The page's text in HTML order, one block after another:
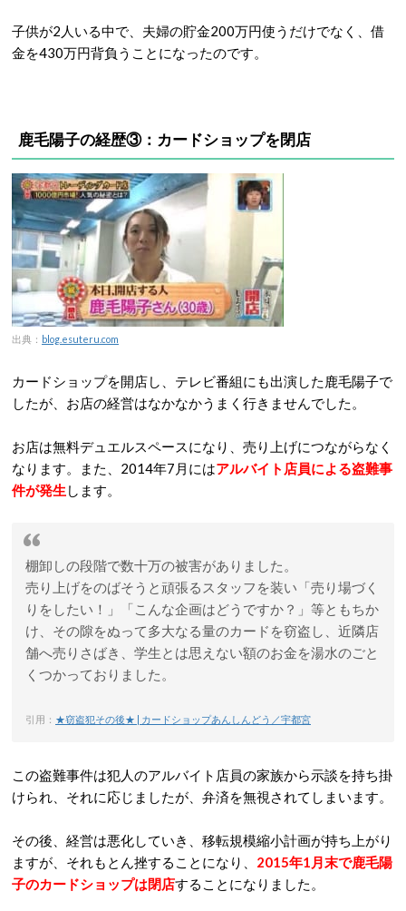
子供が2人いる中で、夫婦の貯金200万円使うだけでなく、借
金を430万円背負うことになったのです。
鹿毛陽子の経歴③：カードショップを閉店
出典： blog.esuteru.com
カードショップを開店し、テレビ番組にも出演した鹿毛陽子で
したが、お店の経営はなかなかうまく行きませんでした。
お店は無料デュエルスペースになり、売り上げにつながらなく
なります。また、2014年7月にはアルバイト店員による盗難事
件が発生 します。
棚卸しの段階で数十万の被害がありました。
売り上げをのばそうと頑張るスタッフを装い「売り場づく
りをしたい！」「こんな企画はどうですか？」等ともちか
け、その隙をぬって多大なる量のカードを窃盗し、近隣店
舗へ売りさばき、学生とは思えない額のお金を湯水のごと
くつかっておりました。
引用： ★窃盗犯その後★ | カードショップあんしんどう／宇都宮
この盗難事件は犯人のアルバイト店員の家族から示談を持ち掛
けられ、それに応じましたが、弁済を無視されてしまいます。
その後、経営は悪化していき、移転規模縮小計画が持ち上がり
ますが、それもとん挫することになり、 2015年1月末で鹿毛陽
子のカードショップは閉店することになりました。